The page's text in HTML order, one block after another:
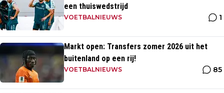
een thuiswedstrijd
VOETBALNIEUWS 1
Markt open: Transfers zomer 2026 uit het
buitenland op een rij!
VOETBALNIEUWS 85